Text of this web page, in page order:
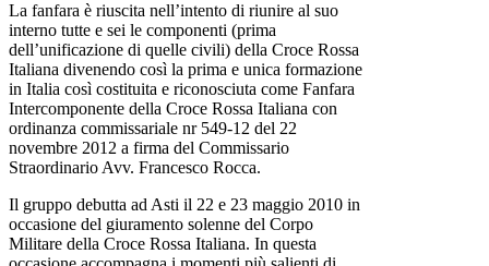
La fanfara è riuscita nell’intento di riunire al suo
interno tutte e sei le componenti (prima
dell’unificazione di quelle civili) della Croce Rossa
Italiana divenendo così la prima e unica formazione
in Italia così costituita e riconosciuta come Fanfara
Intercomponente della Croce Rossa Italiana con
ordinanza commissariale nr 549-12 del 22
novembre 2012 a firma del Commissario
Straordinario Avv. Francesco Rocca.
Il gruppo debutta ad Asti il 22 e 23 maggio 2010 in
occasione del giuramento solenne del Corpo
Militare della Croce Rossa Italiana. In questa